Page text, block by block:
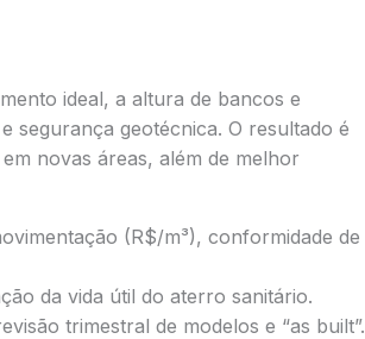
ideal, a altura de bancos e
e segurança geotécnica. O resultado é
novas áreas, além de melhor
(R$/m³), conformidade de
da vida útil do aterro sanitário.
trimestral de modelos e “as built”.